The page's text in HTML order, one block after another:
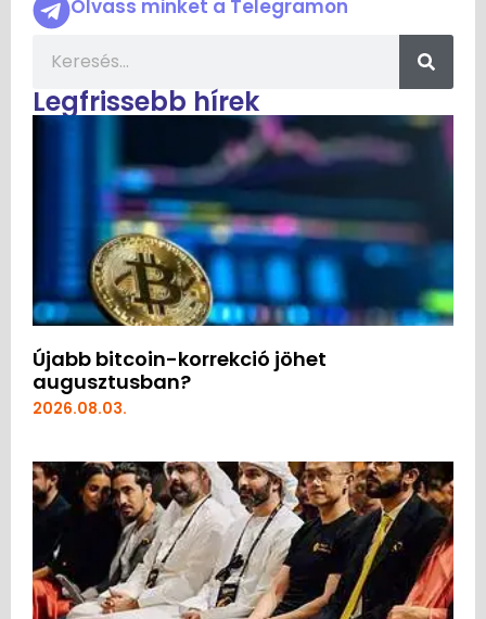
Olvass minket a Telegramon
Legfrissebb hírek
Újabb bitcoin-korrekció jöhet
augusztusban?
2026.08.03.